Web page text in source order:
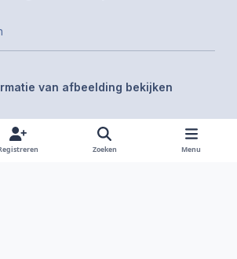
van afbeelding bekijken
Zoeken Menu